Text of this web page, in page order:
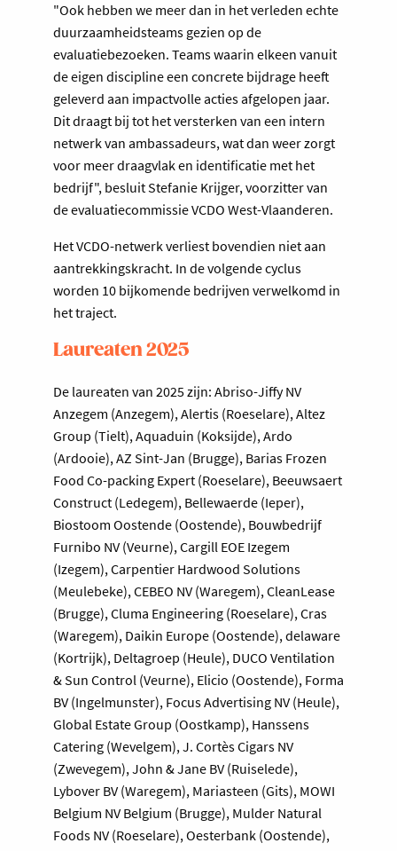
"Ook hebben we meer dan in het verleden echte
duurzaamheidsteams gezien op de
evaluatiebezoeken. Teams waarin elkeen vanuit
de eigen discipline een concrete bijdrage heeft
geleverd aan impactvolle acties afgelopen jaar.
Dit draagt bij tot het versterken van een intern
netwerk van ambassadeurs, wat dan weer zorgt
voor meer draagvlak en identificatie met het
bedrijf", besluit Stefanie Krijger, voorzitter van
de evaluatiecommissie VCDO West-Vlaanderen.
Het VCDO-netwerk verliest bovendien niet aan
aantrekkingskracht. In de volgende cyclus
worden 10 bijkomende bedrijven verwelkomd in
het traject.
Laureaten 2025
De laureaten van 2025 zijn: Abriso-Jiffy NV
Anzegem (Anzegem), Alertis (Roeselare), Altez
Group (Tielt), Aquaduin (Koksijde), Ardo
(Ardooie), AZ Sint-Jan (Brugge), Barias Frozen
Food Co-packing Expert (Roeselare), Beeuwsaert
Construct (Ledegem), Bellewaerde (Ieper),
Biostoom Oostende (Oostende), Bouwbedrijf
Furnibo NV (Veurne), Cargill EOE Izegem
(Izegem), Carpentier Hardwood Solutions
(Meulebeke), CEBEO NV (Waregem), CleanLease
(Brugge), Cluma Engineering (Roeselare), Cras
(Waregem), Daikin Europe (Oostende), delaware
(Kortrijk), Deltagroep (Heule), DUCO Ventilation
& Sun Control (Veurne), Elicio (Oostende), Forma
BV (Ingelmunster), Focus Advertising NV (Heule),
Global Estate Group (Oostkamp), Hanssens
Catering (Wevelgem), J. Cortès Cigars NV
(Zwevegem), John & Jane BV (Ruiselede),
Lybover BV (Waregem), Mariasteen (Gits), MOWI
Belgium NV Belgium (Brugge), Mulder Natural
Foods NV (Roeselare), Oesterbank (Oostende),